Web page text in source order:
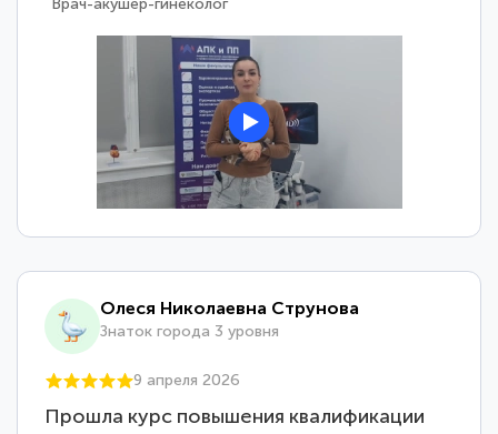
Врач-акушер-гинеколог
Олеся Николаевна Струнова
Знаток города 3 уровня
9 апреля 2026
Прошла курс повышения квалификации